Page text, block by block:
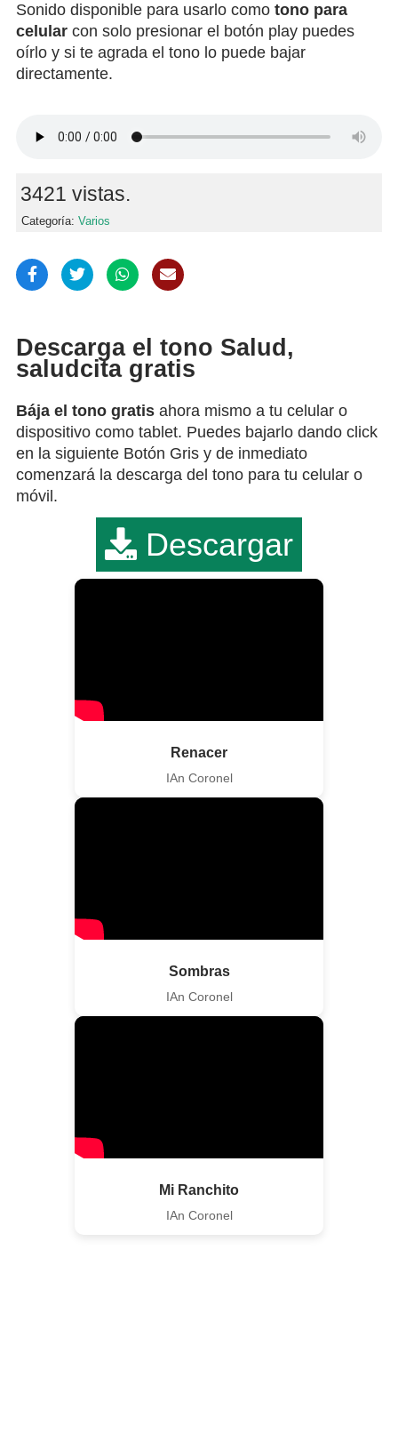
Sonido disponible para usarlo como tono para
celular con solo presionar el botón play puedes
oírlo y si te agrada el tono lo puede bajar
directamente.
3421 vistas.
Categoría: Varios
Descarga el tono Salud,
saludcita gratis
Bája el tono gratis ahora mismo a tu celular o
dispositivo como tablet. Puedes bajarlo dando click
en la siguiente Botón Gris y de inmediato
comenzará la descarga del tono para tu celular o
móvil.
Descargar
Renacer
IAn Coronel
Sombras
IAn Coronel
Mi Ranchito
IAn Coronel